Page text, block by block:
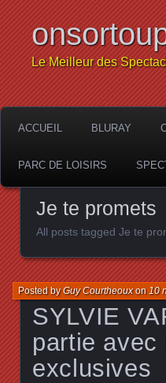
Le Meilleur des
ACCUEIL BLURAY
PARC DE LOISIRS
Je te promets
All posts tagged Je te
SYLVIE
partie
exclusives
Posted byGuy Courtheouxon 10